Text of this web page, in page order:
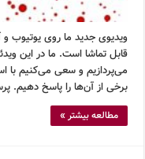
ویدیوی جدید ما روی یوتیوب
قابل تماشا است. ما در این
می‌پردازیم و سعی می‌کنیم با
برخی از آن‌ها را پاسخ دهیم.
مطالعه بیشتر »